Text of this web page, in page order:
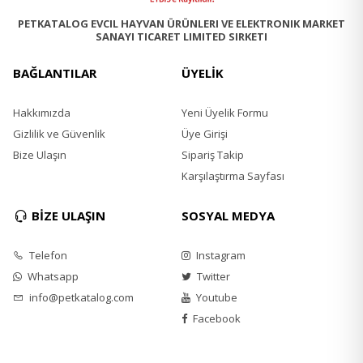
Balık Yağı
Maya
Potasyum Klorür
Glükozamin
Vitamin A 33600 Iu/kg
Vitamin C
(Askorbil Monofosfat Kalsiyum Sodyum Tuzu)
PETKATALOG EVCIL HAYVAN ÜRÜNLERI VE ELEKTRONIK MARKET
SANAYI TICARET LIMITED SIRKETI
BAĞLANTILAR
Hakkımızda
Gizlilik ve Güvenlik
Bize Ulaşın
ÜYELİK
Yeni Üyelik Formu
Üye Girişi
Sipariş Takip
Karşılaştırma Sayfası
BİZE ULAŞIN
Telefon
Whatsapp
info@petkatalog.com
SOSYAL MEDYA
Instagram
Twitter
Youtube
Facebook